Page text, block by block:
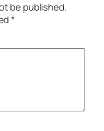
be published.
*